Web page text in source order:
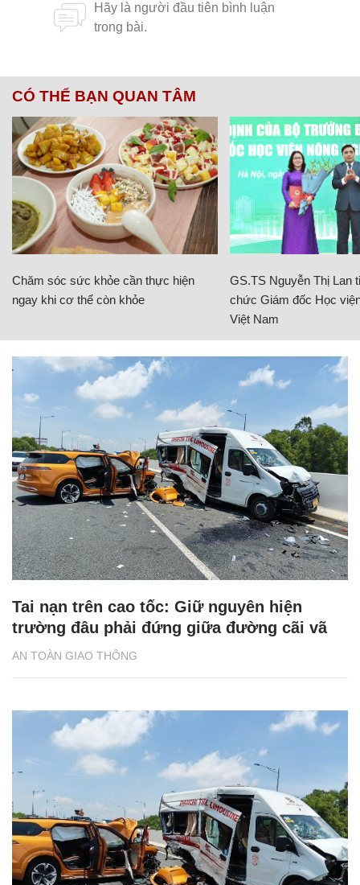
CÓ THỂ BẠN QUAN TÂM
Chăm sóc sức khỏe cần thực hiện
ngay khi cơ thể còn khỏe
GS.TS Nguyễn Thị Lan
chức Giám đốc Học
Việt Nam
AN TOÀN GIAO THÔNG
Tai nạn trên cao tốc: Giữ nguyên hiện
trường đâu phải đứng giữa đường cãi vã